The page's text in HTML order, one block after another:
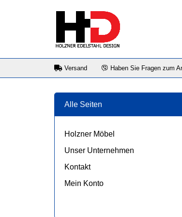
Versand Haben Sie Fragen zum
Alle Seiten
Holzner Möbel
Unser Unternehmen
Kontakt
Mein Konto